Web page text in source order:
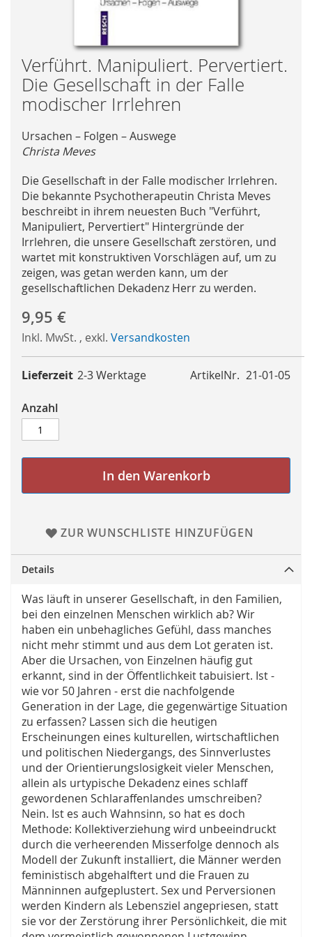
Skip
to
the
beginning
the
images
Verführt. Manipuliert. Pervertiert.
Die Gesellschaft in der Falle
modischer Irrlehren
Ursachen – Folgen – Auswege
Christa Meves
Die Gesellschaft in der Falle modischer Irrlehren.
Die bekannte Psychotherapeutin Christa Meves
beschreibt in ihrem neuesten Buch "Verführt,
Manipuliert, Pervertiert" Hintergründe der
Irrlehren, die unsere Gesellschaft zerstören, und
wartet mit konstruktiven Vorschlägen auf, um zu
zeigen, was getan werden kann, um der
gesellschaftlichen Dekadenz Herr zu werden.
9,95 €
Inkl. MwSt. , exkl. Versandkosten
ArtikelNr. 21-01-05
Lieferzeit 2-3 Werktage
Anzahl
In den Warenkorb
ZUR WUNSCHLISTE HINZUFÜGEN
Details
Was läuft in unserer Gesellschaft, in den Familien,
bei den einzelnen Menschen wirklich ab? Wir
haben ein unbehagliches Gefühl, dass manches
nicht mehr stimmt und aus dem Lot geraten ist.
Aber die Ursachen, von Einzelnen häufig gut
erkannt, sind in der Öffentlichkeit tabuisiert. Ist -
wie vor 50 Jahren - erst die nachfolgende
Generation in der Lage, die gegenwärtige Situation
zu erfassen? Lassen sich die heutigen
Erscheinungen eines kulturellen, wirtschaftlichen
und politischen Niedergangs, des Sinnverlustes
und der Orientierungslosigkeit vieler Menschen,
allein als urtypische Dekadenz eines schlaff
gewordenen Schlaraffenlandes umschreiben?
Nein. Ist es auch Wahnsinn, so hat es doch
Methode: Kollektiverziehung wird unbeeindruckt
durch die verheerenden Misserfolge dennoch als
Modell der Zukunft installiert, die Männer werden
feministisch abgehalftert und die Frauen zu
Männinnen aufgeplustert. Sex und Perversionen
werden Kindern als Lebensziel angepriesen, statt
sie vor der Zerstörung ihrer Persönlichkeit, die mit